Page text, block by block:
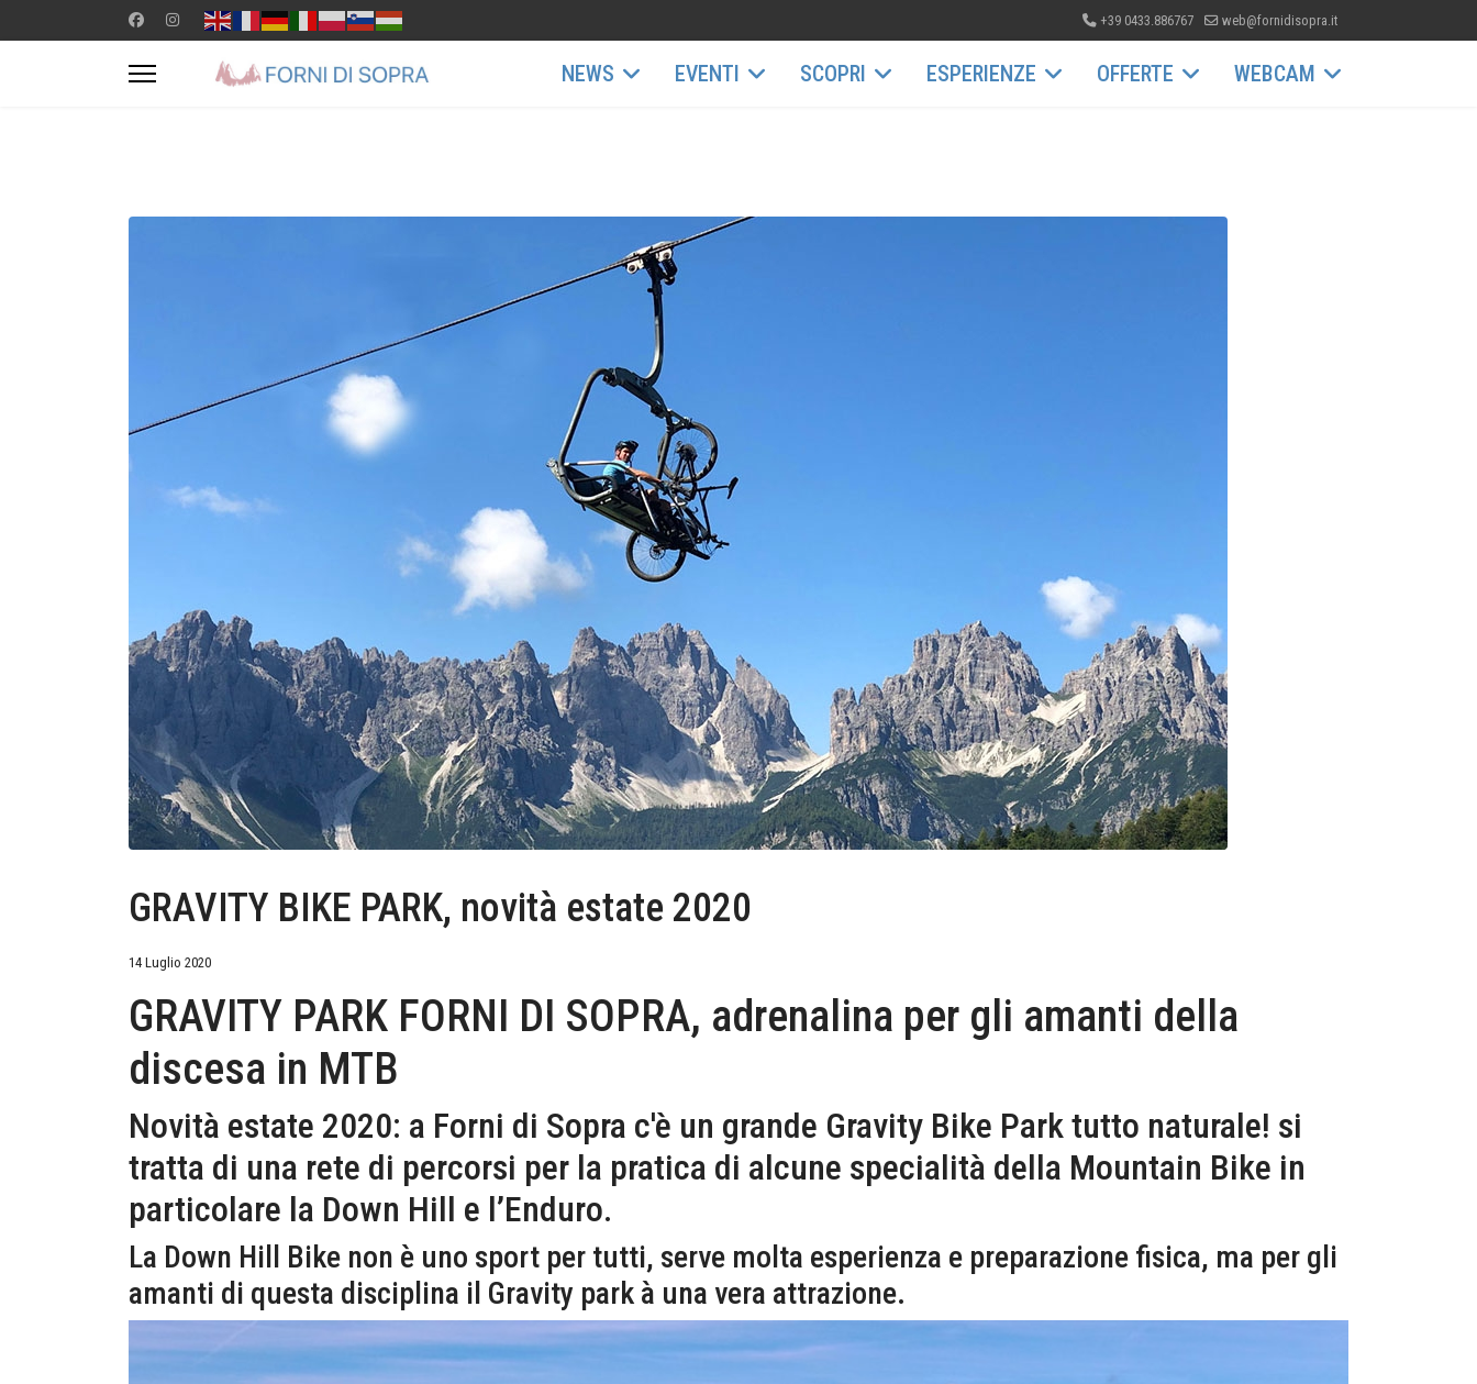
+39 0433.886767 web@fornidisopra.it
NEWS EVENTI SCOPRI ESPERIENZE OFFERTE WEBCAM
GRAVITY BIKE PARK, novità estate 2020
14 Luglio 2020
GRAVITY PARK FORNI DI SOPRA, adrenalina per gli amanti della
discesa in MTB
Novità estate 2020: a Forni di Sopra c'è un grande Gravity Bike Park tutto naturale! si
tratta di una rete di percorsi per la pratica di alcune specialità della Mountain Bike in
particolare la Down Hill e l’Enduro.
La Down Hill Bike non è uno sport per tutti, serve molta esperienza e preparazione fisica, ma per gli
amanti di questa disciplina il Gravity park à una vera attrazione.